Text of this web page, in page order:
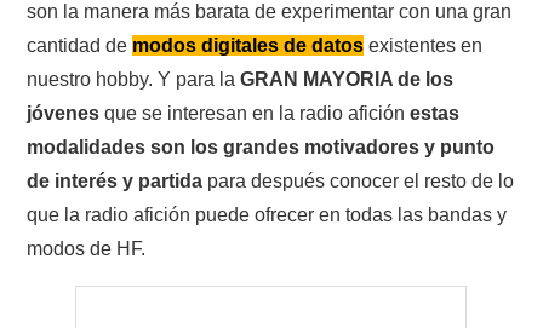
MORSE CW APRENDE Y MAS
PATROCINADORES
PLAN DE BANDAS DE
RADIOAFICIONADOS EN MEXICO
son la manera más barata de experimentar con una gran
cantidad de modos digitales de datos existentes en
nuestro hobby. Y para laGRAN MAYORIA de los
jóvenesque se interesan en la radio aficiónestas
modalidades son los grandes motivadores y punto
de interés y partida para después conocer el resto de lo
que la radio afición puede ofrecer en todas las bandas y
modos de HF.